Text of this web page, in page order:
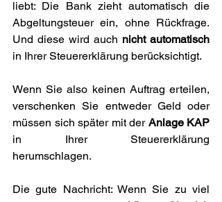
liebt: Die Bank zieht automatisch die
Abgeltungsteuer ein, ohne Rückfrage.
Und diese wird auch nicht automatisch
in Ihrer Steuererklärung berücksichtigt.
Wenn Sie also keinen Auftrag erteilen,
verschenken Sie entweder Geld oder
müssen sich später mit der Anlage KAP
in Ihrer Steuererklärung
herumschlagen.
Die gute Nachricht: Wenn Sie zu viel